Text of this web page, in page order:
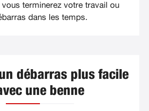
vous terminerez votre travail ou
dans les temps.
débarras plus facile
une benne